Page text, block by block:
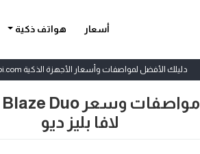
أسعار هواتف ذكية
دليلك الأفضل لمواصفات وأسعار الأجهزة الذكية aramobi.com
مواصفات وسعر Lava Blaze Duo
لافا بليز ديو